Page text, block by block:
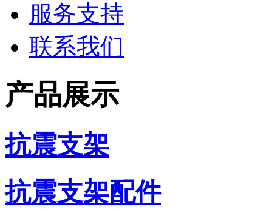
服务支持
联系我们
产品展示
抗震支架
抗震支架配件